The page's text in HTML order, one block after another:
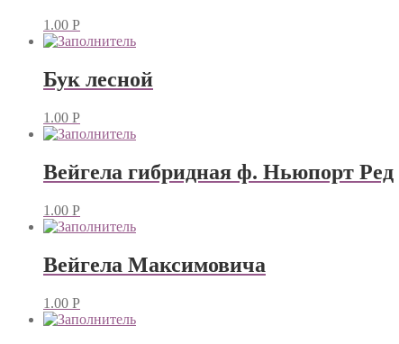
1.00 Р
Бук лесной
1.00 Р
Вейгела гибридная ф. Ньюпорт Ред
1.00 Р
Вейгела Максимовича
1.00 Р